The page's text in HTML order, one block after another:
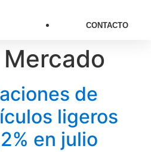
CONTACTO
Mercado
de
ligeros
en julio